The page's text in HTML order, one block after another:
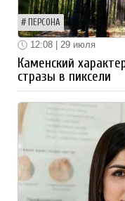
ПЕРСОНА
12:08 | 29 июля
Каменский
стразы в пиксели